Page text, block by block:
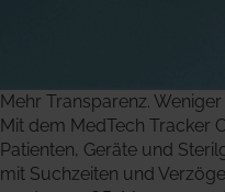
Mehr Transparenz.
Mit dem MedTech Tracker
Patienten, Geräte und
mit Suchzeiten und